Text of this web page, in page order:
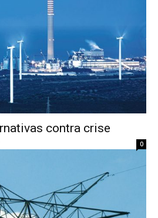
contra crise
0